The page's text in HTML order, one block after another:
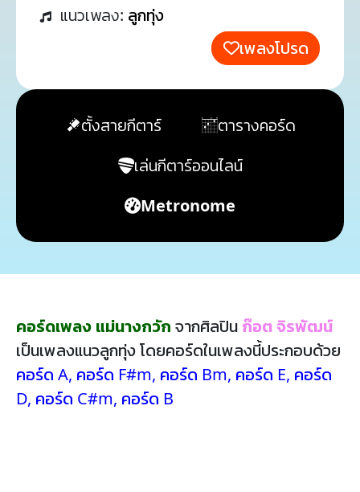
แนวเพลง: ลูกทุ่ง
เพลงโปรด
ตั้งสายกีตาร์
ตารางคอร์ด
เล่นกีตาร์ออนไลน์
Metronome
คอร์ดเพลง แม่นางกวัก จากศิลปิน ก๊อต จิรพัฒน์
เป็นเพลงแนวลูกทุ่ง โดยคอร์ดในเพลงนี้ประกอบด้วย
คอร์ด A, คอร์ด F#m, คอร์ด Bm, คอร์ด E, คอร์ด
D, คอร์ด C#m, คอร์ด B